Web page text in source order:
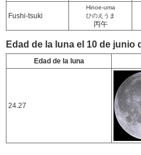
Fushi-tsuki
Hinoe-uma
ひのえうま
丙午
Edad de la luna el 10 de junio
Edad de la luna
24.27